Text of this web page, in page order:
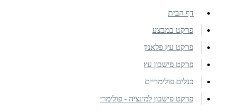
דף הבית
פרקט במבצע
פרקט עץ פלאנק
פרקט פישבון עץ
פנלים פולימריים
פרקט פישבון למינציה - פולימרי